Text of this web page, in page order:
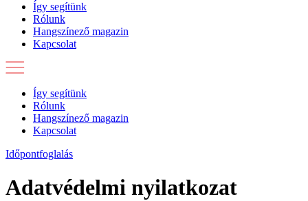
Így segítünk
Rólunk
Hangszínező magazin
Kapcsolat
Így segítünk
Rólunk
Hangszínező magazin
Kapcsolat
Időpontfoglalás
Adatvédelmi nyilatkozat